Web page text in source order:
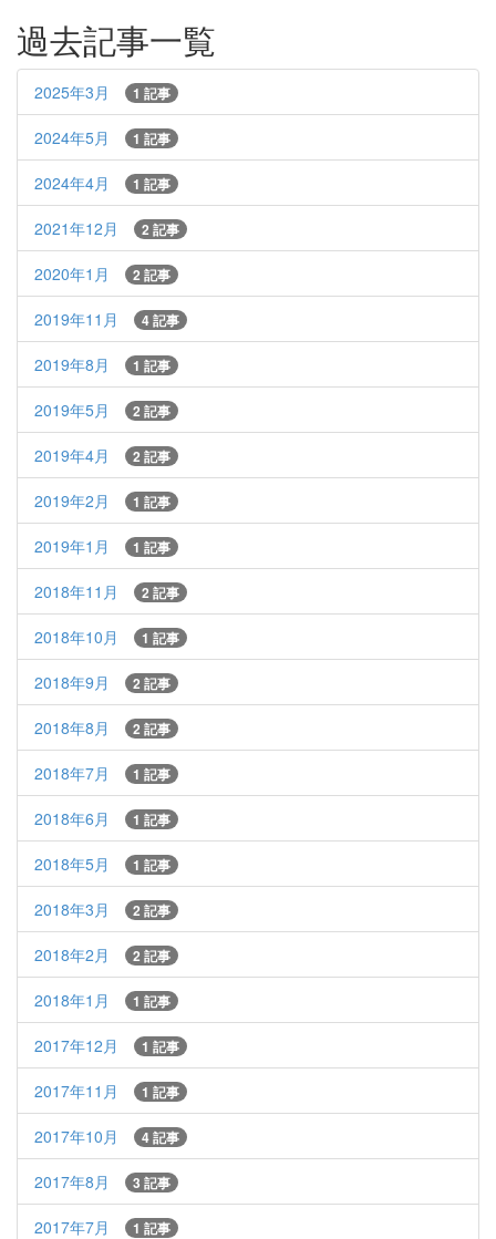
過去記事一覧
2025年3月 1 記事
2024年5月 1 記事
2024年4月 1 記事
2021年12月 2 記事
2020年1月 2 記事
2019年11月 4 記事
2019年8月 1 記事
2019年5月 2 記事
2019年4月 2 記事
2019年2月 1 記事
2019年1月 1 記事
2018年11月 2 記事
2018年10月 1 記事
2018年9月 2 記事
2018年8月 2 記事
2018年7月 1 記事
2018年6月 1 記事
2018年5月 1 記事
2018年3月 2 記事
2018年2月 2 記事
2018年1月 1 記事
2017年12月 1 記事
2017年11月 1 記事
2017年10月 4 記事
2017年8月 3 記事
2017年7月 1 記事